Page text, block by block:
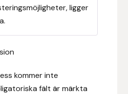
ligger
kommer inte
fält är märkta